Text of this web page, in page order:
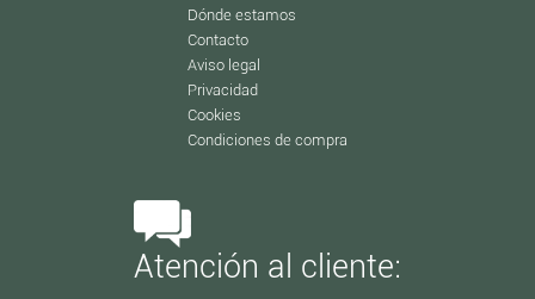
Dónde estamos
Contacto
Aviso legal
Privacidad
Cookies
Condiciones de compra
Atención al cliente: